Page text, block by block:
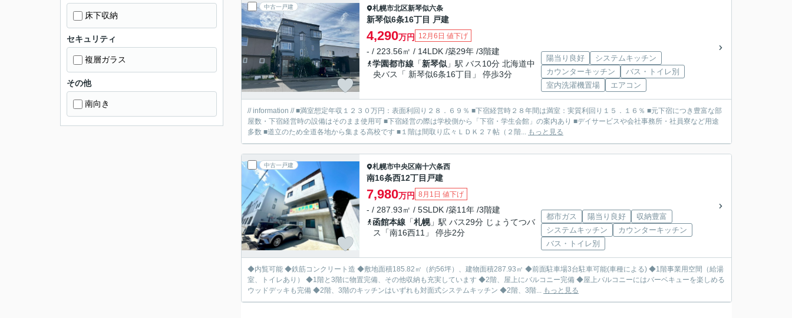
中古一戸建 札幌市北区新琴似六条
新琴似6条16丁目 戸建
4,290万円 12月6日 値下げ
- / 223.56㎡ / 14LDK /築29年 /3階建
学園都市線 「新琴似 」駅 バス10分 北海道中
央バス「 新琴似6条16丁目」 停歩3分
陽当り良好
システムキッチン
カウンターキッチン
バス・トイレ別
室内洗濯機置場
エアコン
// information // ■満室想定年収１２３０万円：表面利回り２８．６９％ ■下宿経営時２８年間は満室：実質利回り１５．１６％ ■元下宿につき豊富な部
屋数・下宿経営時の設備はそのまま使用可 ■下宿経営の際は学校側から「下宿・学生会館」の案内あり ■デイサービスや会社事務所・社員寮など用途
多数 ■道立のため全道各地から集まる高校です ■１階は間取り広々ＬＤＫ２７帖（２階... もっと見る
中古一戸建 札幌市中央区南十六条西
南16条西12丁目戸建
7,980万円 8月1日 値下げ
- / 287.93㎡ / 5SLDK /築11年 /3階建
函館本線 「札幌」駅 バス29分 じょうてつバ
ス「南16西11」 停歩2分
都市ガス 陽当り良好
収納豊富
システムキッチン
カウンターキッチン
バス・トイレ別
◆内覧可能 ◆鉄筋コンクリート造 ◆敷地面積185.82㎡（約56坪）、建物面積287.93㎡ ◆前面駐車場3台駐車可能(車種による) ◆1階事業用空間（給湯
室、トイレあり） ◆1階と3階に物置完備、その他収納も充実しています ◆2階、屋上にバルコニー完備 ◆屋上バルコニーにはバーベキューを楽しめる
ウッドデッキも完備 ◆2階、3階のキッチンはいずれも対面式システムキッチン ◆2階、3階... もっと見る
床下収納
セキュリティ
複層ガラス
その他
南向き